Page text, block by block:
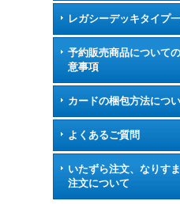
レガシーデッキタイプ
予約販売商品について
意事項
カードの梱包方法につ
よくあるご質問
いたずら注文、なりす
注文について